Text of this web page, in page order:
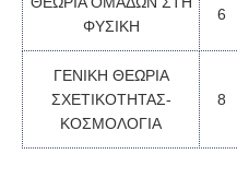
ΦΥΣΙΚΗ
6
ΓΕΝΙΚΗ ΘΕΩΡΙΑ
ΣΧΕΤΙΚΟΤΗΤΑΣ-
ΚΟΣΜΟΛΟΓΙΑ
8